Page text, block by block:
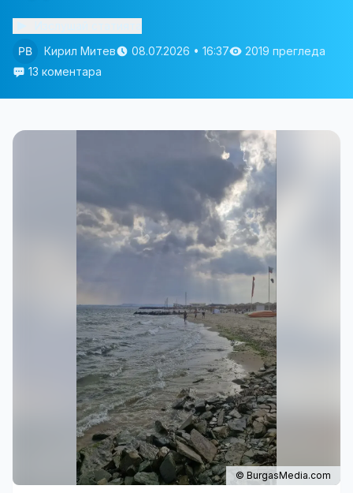
Кирил Митев
08.07.2026 • 16:37
2019 прегледа
13 коментара
© BurgasMedia.com